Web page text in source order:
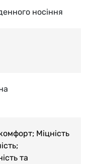
носіння
Міцність
та